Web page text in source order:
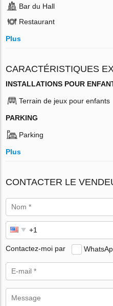
Bar du Hall
Restaurant
Plus
CARACTÉRISTIQUES
INSTALLATIONS POUR
Terrain de jeux pour enfants
PARKING
Parking
Plus
CONTACTER LE
Contactez-moi par